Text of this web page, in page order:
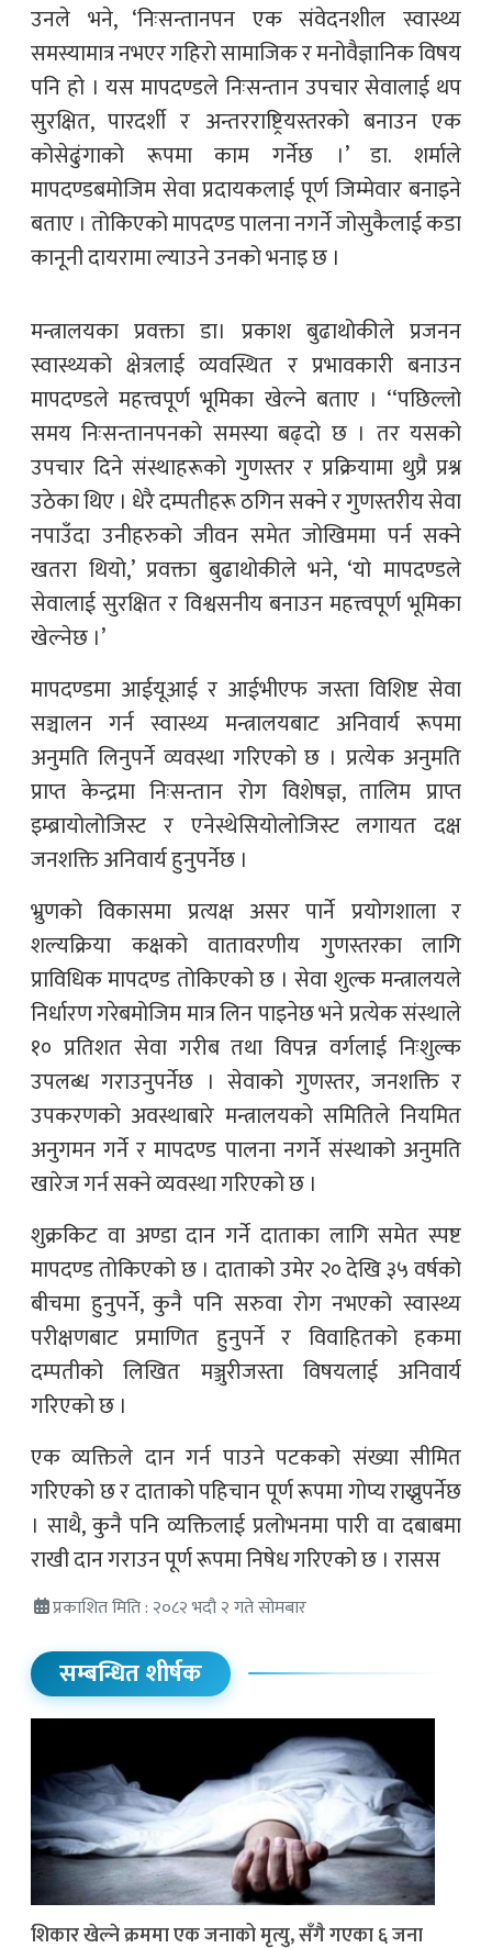
उनले भने, ‘निःसन्तानपन एक संवेदनशील स्वास्थ्य
समस्यामात्र नभएर गहिरो सामाजिक र मनोवैज्ञानिक विषय
पनि हो । यस मापदण्डले निःसन्तान उपचार सेवालाई थप
सुरक्षित, पारदर्शी र अन्तरराष्ट्रियस्तरको बनाउन एक
कोसेढुंगाको रूपमा काम गर्नेछ ।’ डा. शर्माले
मापदण्डबमोजिम सेवा प्रदायकलाई पूर्ण जिम्मेवार बनाइने
बताए । तोकिएको मापदण्ड पालना नगर्ने जोसुकैलाई कडा
कानूनी दायरामा ल्याउने उनको भनाइ छ ।
मन्त्रालयका प्रवक्ता डा। प्रकाश बुढाथोकीले प्रजनन
स्वास्थ्यको क्षेत्रलाई व्यवस्थित र प्रभावकारी बनाउन
मापदण्डले महत्त्वपूर्ण भूमिका खेल्ने बताए । ‘‘पछिल्लो
समय निःसन्तानपनको समस्या बढ्दो छ । तर यसको
उपचार दिने संस्थाहरूको गुणस्तर र प्रक्रियामा थुप्रै प्रश्न
उठेका थिए । धेरै दम्पतीहरू ठगिन सक्ने र गुणस्तरीय सेवा
नपाउँदा उनीहरुको जीवन समेत जोखिममा पर्न सक्ने
खतरा थियो,’ प्रवक्ता बुढाथोकीले भने, ‘यो मापदण्डले
सेवालाई सुरक्षित र विश्वसनीय बनाउन महत्त्वपूर्ण भूमिका
खेल्नेछ ।’
मापदण्डमा आईयूआई र आईभीएफ जस्ता विशिष्ट सेवा
सञ्चालन गर्न स्वास्थ्य मन्त्रालयबाट अनिवार्य रूपमा
अनुमति लिनुपर्ने व्यवस्था गरिएको छ । प्रत्येक अनुमति
प्राप्त केन्द्रमा निःसन्तान रोग विशेषज्ञ, तालिम प्राप्त
इम्ब्रायोलोजिस्ट र एनेस्थेसियोलोजिस्ट लगायत दक्ष
जनशक्ति अनिवार्य हुनुपर्नेछ ।
भ्रुणको विकासमा प्रत्यक्ष असर पार्ने प्रयोगशाला र
शल्यक्रिया कक्षको वातावरणीय गुणस्तरका लागि
प्राविधिक मापदण्ड तोकिएको छ । सेवा शुल्क मन्त्रालयले
निर्धारण गरेबमोजिम मात्र लिन पाइनेछ भने प्रत्येक संस्थाले
१० प्रतिशत सेवा गरीब तथा विपन्न वर्गलाई निःशुल्क
उपलब्ध गराउनुपर्नेछ । सेवाको गुणस्तर, जनशक्ति र
उपकरणको अवस्थाबारे मन्त्रालयको समितिले नियमित
अनुगमन गर्ने र मापदण्ड पालना नगर्ने संस्थाको अनुमति
खारेज गर्न सक्ने व्यवस्था गरिएको छ ।
शुक्रकिट वा अण्डा दान गर्ने दाताका लागि समेत स्पष्ट
मापदण्ड तोकिएको छ । दाताको उमेर २० देखि ३५ वर्षको
बीचमा हुनुपर्ने, कुनै पनि सरुवा रोग नभएको स्वास्थ्य
परीक्षणबाट प्रमाणित हुनुपर्ने र विवाहितको हकमा
दम्पतीको लिखित मञ्जुरीजस्ता विषयलाई अनिवार्य
गरिएको छ ।
एक व्यक्तिले दान गर्न पाउने पटकको संख्या सीमित
गरिएको छ र दाताको पहिचान पूर्ण रूपमा गोप्य राख्नुपर्नेछ
। साथै, कुनै पनि व्यक्तिलाई प्रलोभनमा पारी वा दबाबमा
राखी दान गराउन पूर्ण रूपमा निषेध गरिएको छ । रासस
प्रकाशित मिति : २०८२ भदौ २ गते सोमबार
सम्बन्धित शीर्षक
शिकार खेल्ने क्रममा एक जनाको मृत्यु, सँगै गएका ६ जना